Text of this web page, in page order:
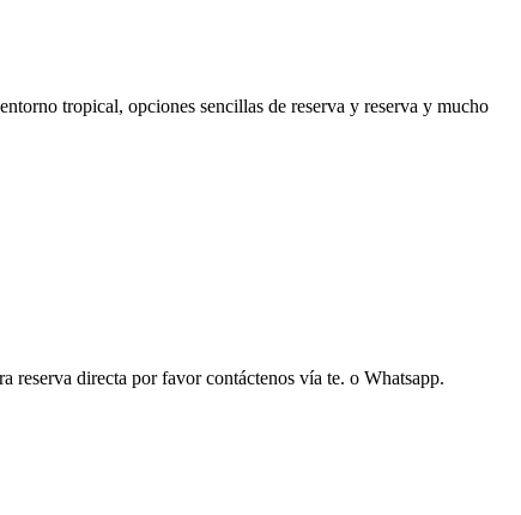
tropical, opciones sencillas de reserva y reserva y mucho
reserva directa por favor contáctenos vía te. o Whatsapp.